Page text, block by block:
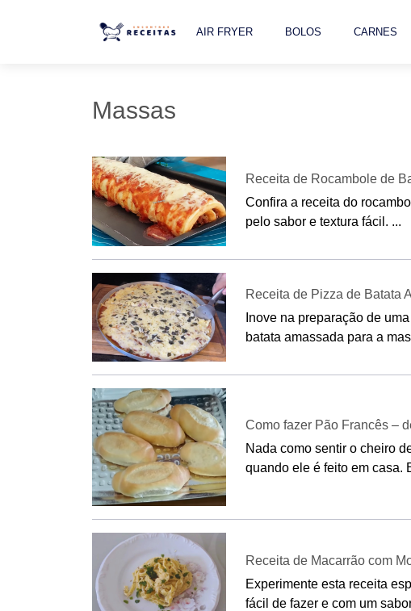
AIR FRYER BOLOS CARNES
Massas
Receita de Rocambole de
Confira a receita do
pelo sabor e textura fácil. ...
Receita de Pizza de Batata
Inove na preparação de
batata amassada para a
Como fazer Pão Francês –
Nada como sentir o cheiro
quando ele é feito em casa.
Receita de Macarrão com
Experimente esta receita
fácil de fazer e com um